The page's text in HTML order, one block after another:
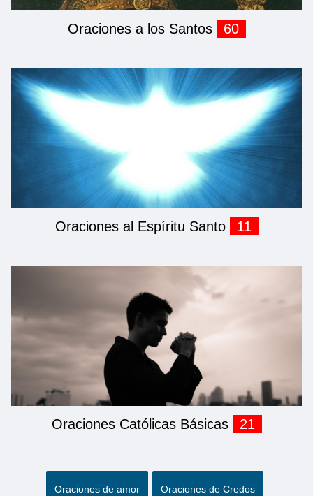
Oraciones a los Santos 60
Oraciones al Espíritu Santo 11
Oraciones Católicas Básicas 21
Oraciones de amor Oraciones de Credos